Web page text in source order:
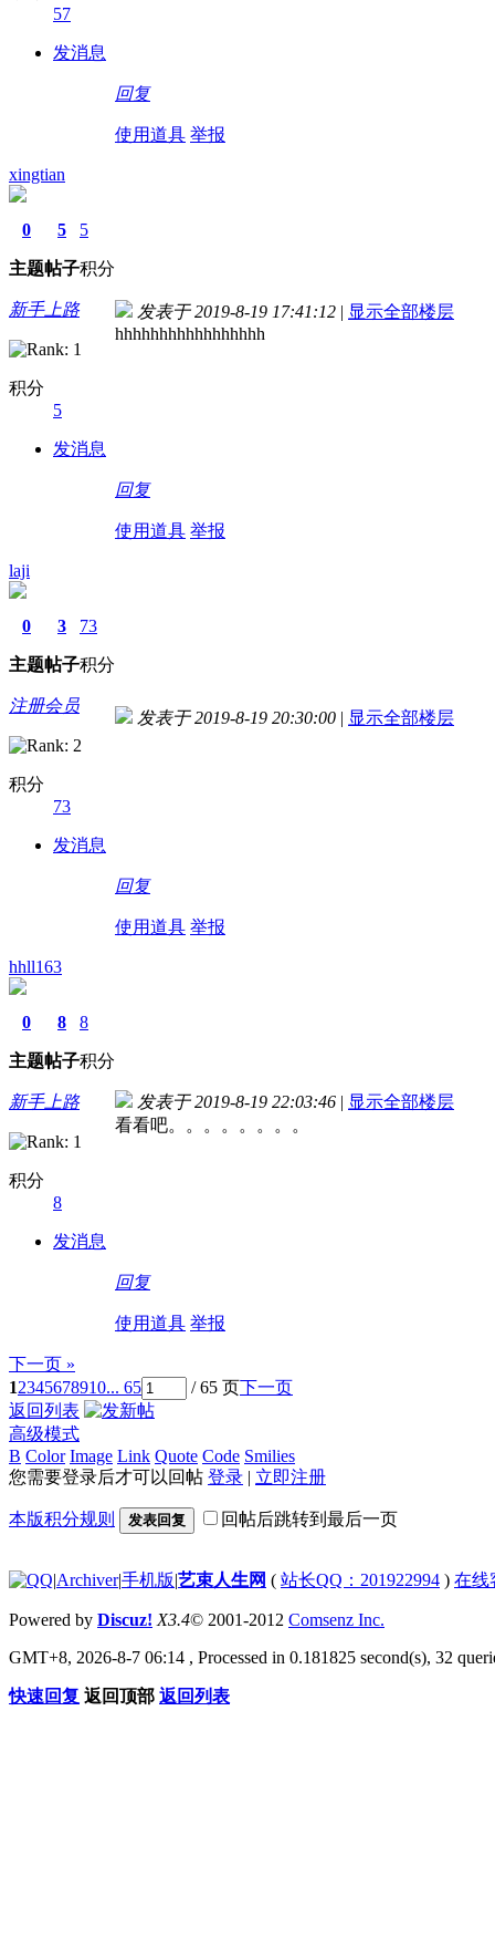
57
发消息
回复
使用道具 举报
xingtian
0
主题
5
帖子
5
积分
新手上路
积分
5
发消息
发表于 2019-8-19 17:41:12 | 显示全部楼层
hhhhhhhhhhhhhhhhh
回复
使用道具 举报
laji
0
主题
3
帖子
73
积分
注册会员
积分
73
发消息
发表于 2019-8-19 20:30:00 | 显示全部楼层
回复
使用道具 举报
hhll163
0
主题
8
帖子
8
积分
新手上路
积分
8
发消息
发表于 2019-8-19 22:03:46 | 显示全部楼层
看看吧。。。。。。。。
回复
使用道具 举报
下一页 »
12345678910... 65 / 65 页下一页
返回列表
高级模式
B Color Image Link Quote Code Smilies
您需要登录后才可以回帖 登录 | 立即注册
本版积分规则 发表回复 回帖后跳转到最后一页
|Archiver|手机版|艺束人生网 ( 站长QQ：201922994 ) 在线
Powered by Discuz! X3.4© 2001-2012 Comsenz Inc.
GMT+8, 2026-8-7 06:14 , Processed in 0.181825 second(s), 32
快速回复 返回顶部 返回列表